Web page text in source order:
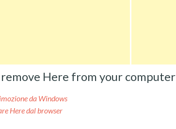
Here from your computer
da Windows
Here dal browser